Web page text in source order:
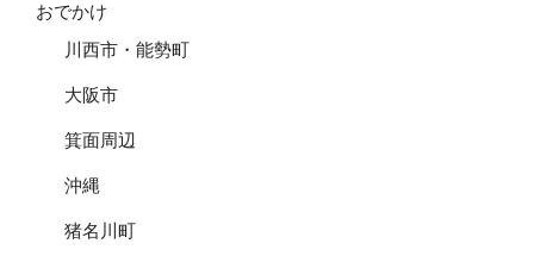
おでかけ
川西市・能勢町
大阪市
箕面周辺
沖縄
猪名川町